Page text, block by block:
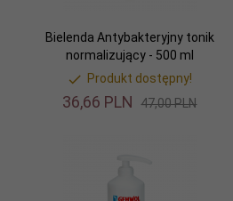
Bielenda Antybakteryjny tonik
normalizujący - 500 ml
Produkt dostępny!
36,66 PLN 47,00 PLN